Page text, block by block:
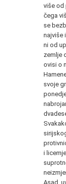
više od
čega
se
najviše
ni od
zemlje
ovisi o
svoje
i
Asad,